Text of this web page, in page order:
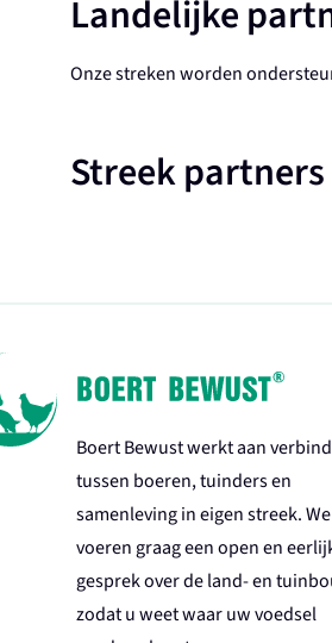
Landelijke
Onze streken worden
Streek partners
Boert Bewust werkt aan
tussen boeren, tuinders en
samenleving in eigen streek. We
voeren graag een open en
gesprek over de land- en
zodat u weet waar uw voedsel